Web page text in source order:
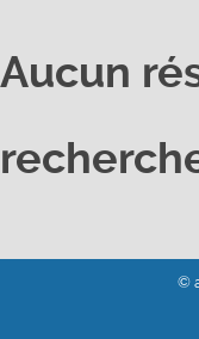
Aucun
©